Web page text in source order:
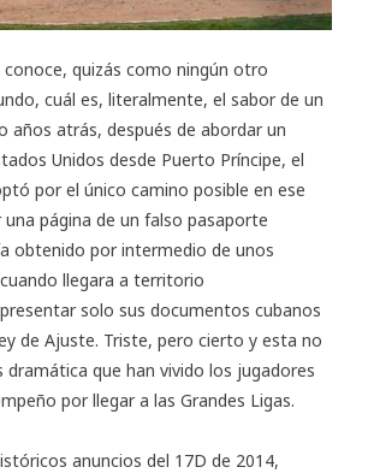
conoce, quizás como ningún otro
cuál es, literalmente, el sabor de un
años atrás, después de abordar un
Unidos desde Puerto Príncipe, el
por el único camino posible en ese
página de un falso pasaporte
obtenido por intermedio de unos
llegara a territorio
solo sus documentos cubanos
de Ajuste. Triste, pero cierto y esta no
dramática que han vivido los jugadores
por llegar a las Grandes Ligas.
anuncios del 17D de 2014,